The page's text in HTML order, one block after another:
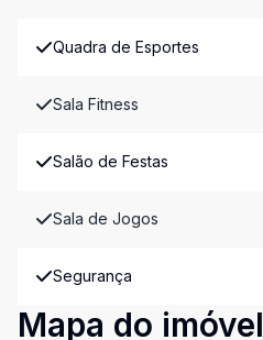
Quadra de Esportes
Sala Fitness
Salão de Festas
Sala de Jogos
Segurança
Mapa do imóvel